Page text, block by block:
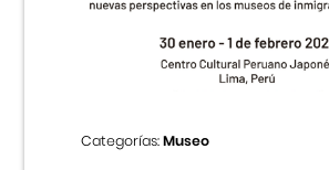
Categorías:Museo